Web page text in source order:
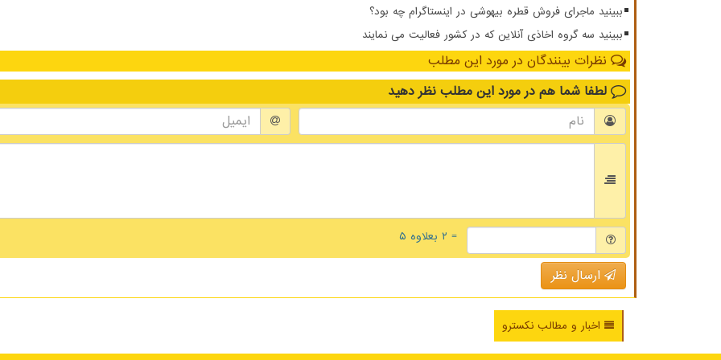
ببینید ماجرای فروش قطره بیهوشی در اینستاگرام چه بود؟
ببینید سه گروه اخاذی آنلاین که در کشور فعالیت می نمایند
نظرات بینندگان در مورد این مطلب
لطفا شما هم در مورد این مطلب نظر دهید
= ۲ بعلاوه ۵
ارسال نظر
اخبار و مطالب نکسترو